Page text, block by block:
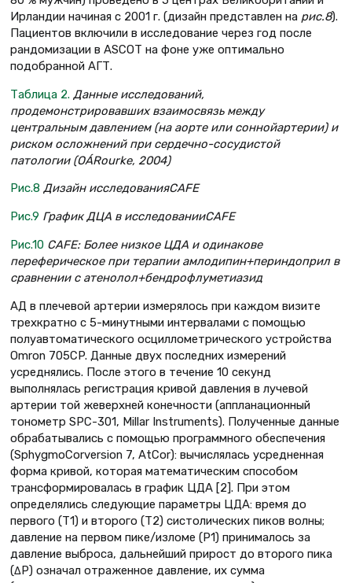
Ирландии начиная с 2001 г. (дизайн представлен на рис.8).
Пациентов включили в исследование через год после
рандомизации в ASCOT на фоне уже оптимально
подобранной АГТ.
Таблица 2. Данные исследований,
продемонстрировавших взаимосвязь между
центральным давлением (на аорте или соннойартерии) и
риском осложнений при сердечно-сосудистой
патологии (OÁRourke, 2004)
Рис.8 Дизайн исследованияCAFE
Рис.9 График ДЦА в исследованииCAFE
Рис.10 CAFE: Более низкое ЦДА и одинакове
переферическое при терапии амлодипин+периндоприл в
сравнении с атенолол+бендрофлуметиазид
АД в плечевой артерии измерялось при каждом визите
трехкратно с 5-минутными интервалами с помощью
полуавтоматического осциллометрического устройства
Omron 705CP. Данные двух последних измерений
усреднялись. После этого в течение 10 секунд
выполнялась регистрация кривой давления в лучевой
артерии той жеверхней конечности (аппланационный
тонометр SPC-301, Millar Instruments). Полученные данные
обрабатывались с помощью программного обеспечения
(SphygmoCorversion 7, AtCor): вычислялась усредненная
форма кривой, которая математическим способом
трансформировалась в график ЦДА [2]. При этом
определялись следующие параметры ЦДА: время до
первого (Т1) и второго (Т2) систолических пиков волны;
давление на первом пике/изломе (Р1) принималось за
давление выброса, дальнейший прирост до второго пика
(ΔР) означал отраженное давление, их сумма